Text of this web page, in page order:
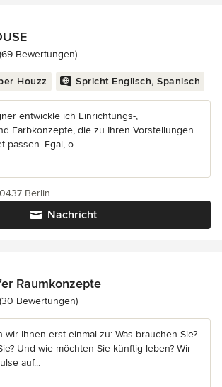
5 von 5 Sternen
(69 Bewertungen)
Houzz Spricht Englisch, Spanisch
entwickle ich Einrichtungs-,
Farbkonzepte, die zu Ihren Vorstellungen
passen. Egal, o...
Nachricht
Berlin
Raumkonzepte
5 von 5 Sternen
(30 Bewertungen)
wir Ihnen erst einmal zu: Was brauchen Sie?
Und wie möchten Sie künftig leben? Wir
auf...